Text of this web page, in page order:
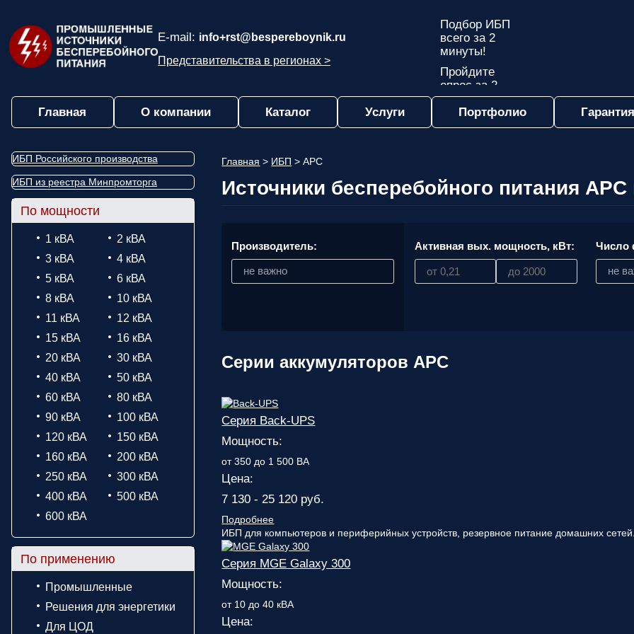
E-mail: info+rst@bespereboynik.ru
Представительства в регионах >
Главная О компании Каталог Услуги Портфолио
ИБП Российского производства
ИБП из реестра Минпромторга
По мощности
1 кВА
2 кВА
3 кВА
4 кВА
5 кВА
6 кВА
8 кВА
10 кВА
11 кВА
12 кВА
15 кВА
16 кВА
20 кВА
30 кВА
40 кВА
50 кВА
60 кВА
80 кВА
90 кВА
100 кВА
120 кВА
150 кВА
160 кВА
200 кВА
250 кВА
300 кВА
400 кВА
500 кВА
600 кВА
По применению
Промышленные
Решения для энергетики
Для ЦОД
Главная > ИБП > APC
Источники бесперебойного питания
Производитель:
не важно
Активная вых. мощность, кВт: Число
не
Серии аккумуляторов APC
Серия Back-UPS
Мощность:
от 350 до 1 500 ВА
Цена:
7 130 - 25 120 руб.
Подробнее
ИБП для компьютеров и периферийных устройств, резервное питание домашних
Серия MGE Galaxy 300
Мощность:
от 10 до 40 кВА
Цена:
Подбор ИБП
всего за 2
минуты!
Пройдите
опрос за 2
минуты
и узнайте,
какой ИБП
Пройдите
опрос и вы
ценами,
учитывая
Персональную
вашего